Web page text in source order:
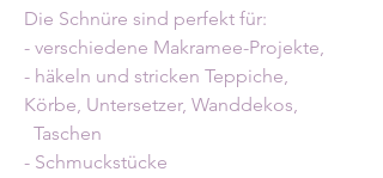
Die Schnüre sind perfekt für:
- verschiedene Makramee-Projekte,
- häkeln und stricken Teppiche,
Körbe, Untersetzer, Wanddekos,
Taschen
- Schmuckstücke